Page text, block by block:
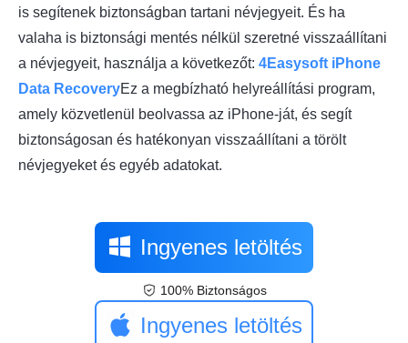
is segítenek biztonságban tartani névjegyeit. És ha
valaha is biztonsági mentés nélkül szeretné visszaállítani
a névjegyeit, használja a következőt: 4Easysoft iPhone
Data RecoveryEz a megbízható helyreállítási program,
amely közvetlenül beolvassa az iPhone-ját, és segít
biztonságosan és hatékonyan visszaállítani a törölt
névjegyeket és egyéb adatokat.
Ingyenes letöltés
100% Biztonságos
Ingyenes letöltés